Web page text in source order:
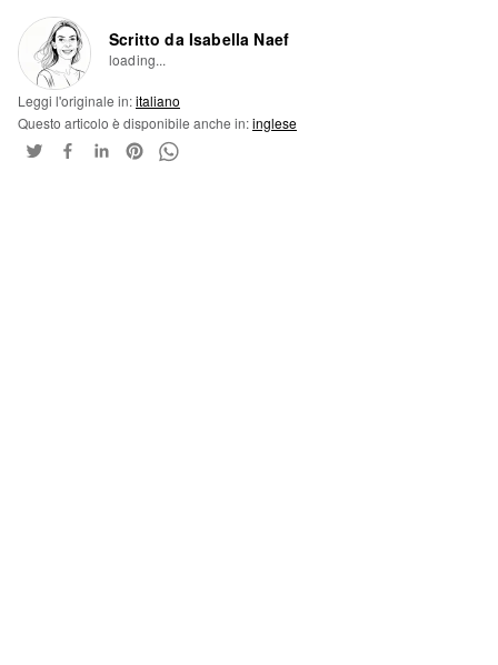
Scritto da Isabella Naef
loading...
Leggi l'originale in:italiano
Questo articolo è disponibile anche in:inglese